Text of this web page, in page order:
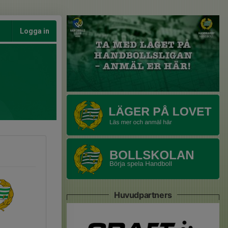
Logga in
Huvudpartners